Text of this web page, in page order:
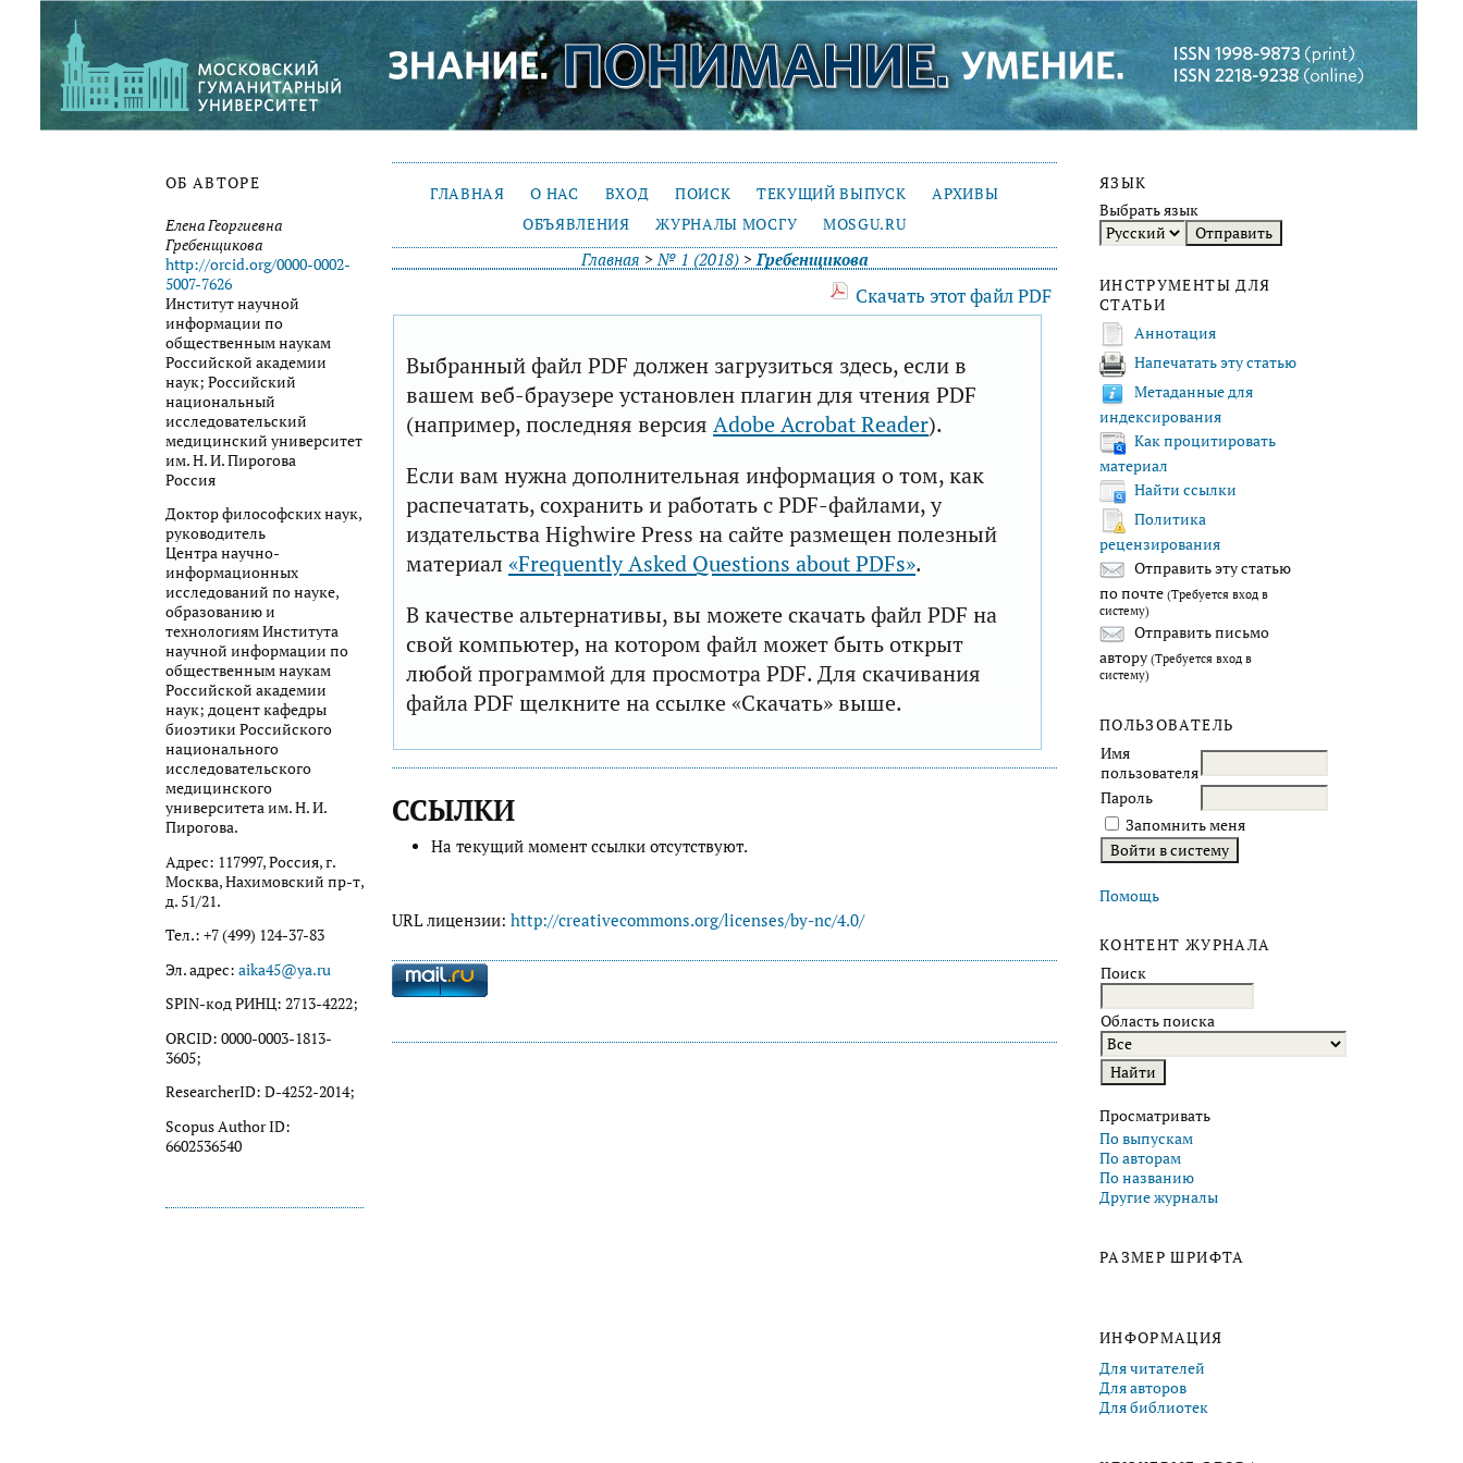
ОБ АВТОРЕ
Елена Георгиевна
Гребенщикова
http://orcid.org/0000-0002-
5007-7626
Институт научной
информации по
общественным наукам
Российской академии
наук; Российский
национальный
исследовательский
медицинский университет
им. Н. И. Пирогова
Россия
Доктор философских наук,
руководитель
Центра научно-
информационных
исследований по науке,
образованию и
технологиям Института
научной информации по
общественным наукам
Российской академии
наук; доцент кафедры
биоэтики Российского
национального
исследовательского
медицинского
университета им. Н. И.
Пирогова.
Адрес: 117997, Россия, г.
Москва, Нахимовский пр-т,
д. 51/21.
Тел.: +7 (499) 124-37-83
Эл. адрес: aika45@ya.ru
SPIN-код РИНЦ: 2713-4222;
ORCID: 0000-0003-1813-
3605;
ResearcherID: D-4252-2014;
Scopus Author ID:
6602536540
ЯЗЫК
Выбрать язык
ИНСТРУМЕНТЫ ДЛЯ
СТАТЬИ
Аннотация
Напечатать эту статью
Метаданные для
индексирования
Как процитировать
материал
Найти ссылки
Политика
рецензирования
Отправить эту статью
по почте (Требуется вход в
систему)
Отправить письмо
автору (Требуется вход в
систему)
ПОЛЬЗОВАТЕЛЬ
Имя
пользователя
Пароль
Запомнить меня
Помощь
КОНТЕНТ ЖУРНАЛА
Поиск
Область поиска
Просматривать
По выпускам
По авторам
По названию
Другие журналы
РАЗМЕР ШРИФТА
ИНФОРМАЦИЯ
Для читателей
Для авторов
Для библиотек
ГЛАВНАЯ О НАС ВХОД ПОИСК ТЕКУЩИЙ ВЫПУСК
АРХИВЫ
ОБЪЯВЛЕНИЯ
ЖУРНАЛЫ МОСГУ MOSGU.RU
Главная >№ 1 (2018) >Гребенщикова
Скачать этот файл PDF
Выбранный файл PDF должен загрузиться здесь, если в
вашем веб-браузере установлен плагин для чтения PDF
(например, последняя версия Adobe Acrobat Reader).
Если вам нужна дополнительная информация о том, как
распечатать, сохранить и работать с PDF-файлами, у
издательства Highwire Press на сайте размещен полезный
материал «Frequently Asked Questions about PDFs».
В качестве альтернативы, вы можете скачать файл PDF на
свой компьютер, на котором файл может быть открыт
любой программой для просмотра PDF. Для скачивания
файла PDF щелкните на ссылке «Скачать» выше.
ССЫЛКИ
На текущий момент ссылки отсутствуют.
URL лицензии: http://creativecommons.org/licenses/by-nc/4.0/